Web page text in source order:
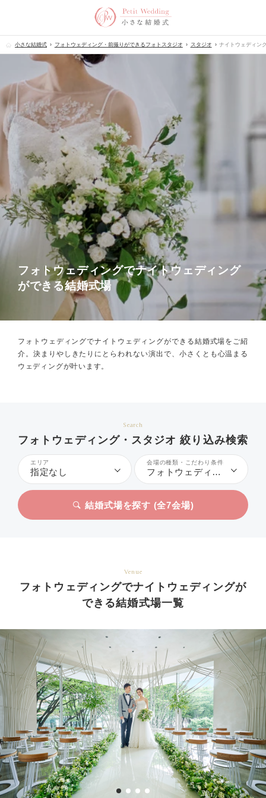
小さな結婚式 フォトウェディング・前撮りができるフォトスタジオ スタジオ ナイトウェディン
フォトウェディングでナイトウェディング
ができる結婚式場
フォトウェディングでナイトウェディングができる結婚式場をご紹
介。 決まりやしきたりにとらわれない演出で、小さくとも心温まる
ウェディングが叶います。
Search
フォトウェディング・スタジオ 絞り込み検索
エリア
指定なし
会場の種類・こだわり条件
フォトウェディング、ナイトウェディング
結婚式場を探す (全7会場)
Venue
フォトウェディングでナイトウェディングが
できる結婚式場一覧